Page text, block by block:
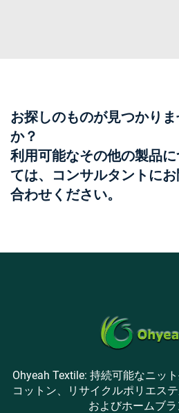
お探しのものが見つかり
か？
利用可能なその他の製品
ては、コンサルタントに
合わせください。
Ohyeah Textile: 持続可能なニッ
コットン、リサイクルポリエス
およびホームブ